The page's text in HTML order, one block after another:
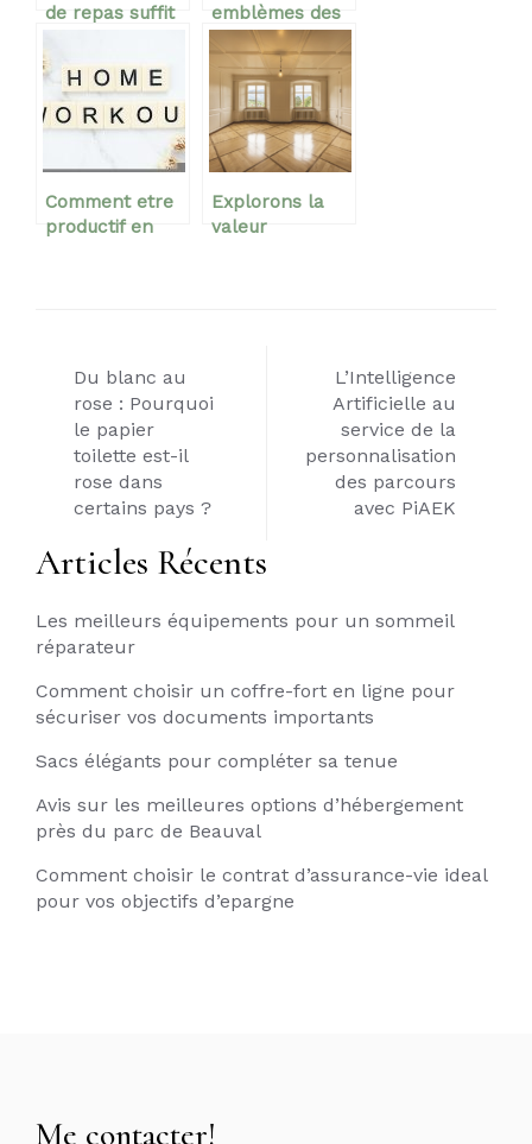
de repas suffit
votre chien?
emblèmes des
pays européens
Comment etre
productif en
Explorons la
valeur
immobilier
Navigation
l’article
Du blanc au
rose : Pourquoi
le papier
toilette est-il
rose dans
certains pays ?
L’Intelligence
Artificielle au
service de la
personnalisation
des parcours
avec PiAEK
Articles Récents
Les meilleurs équipements pour un sommeil
réparateur
Comment choisir un coffre-fort en ligne pour
sécuriser vos documents importants
Sacs élégants pour compléter sa tenue
Avis sur les meilleures options d’hébergement
près du parc de Beauval
Comment choisir le contrat d’assurance-vie ideal
pour vos objectifs d’epargne
Me contacter!